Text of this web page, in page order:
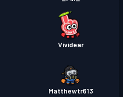
Vividear
Matthewtr613